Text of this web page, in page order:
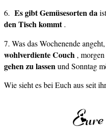
6. Es gibt Gemüsesorten da
den Tisch kommt.
7. Was das Wochenende
wohlverdiente Couch ,
gehen zu lassenund Sonntag
Wie sieht es bei Euch aus seit